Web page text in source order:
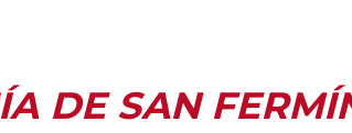
DE SAN